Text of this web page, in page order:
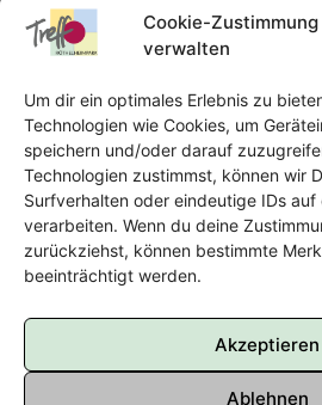
Cookie-Zustimmung
verwalten
Um dir ein optimales Erlebnis zu
Technologien wie Cookies, um
speichern und/oder darauf
Technologien zustimmst, können wir
Surfverhalten oder eindeutige IDs auf
verarbeiten. Wenn du deine
zurückziehst, können bestimmte
beeinträchtigt werden.
Akzeptieren
Ablehnen
Tel.:Telefon: 09131-610749
E-Mail:oka@treffpunkt-
Offene Jugendarbeit -
Tel:
09131–302259
E-Mail:oja@treffpunkt-